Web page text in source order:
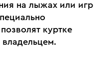
на лыжах или игр
куртке